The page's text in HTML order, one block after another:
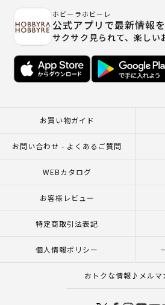
ホビーラホビーレ
公式アプリで最新情報
サクサク見られて、楽しい
お買い物ガイド
お問い合わせ - よくあるご質問
WEBカタログ
お客様レビュー
特定商取引法表記
個人情報ポリシー
おトクな情報♪メルマ